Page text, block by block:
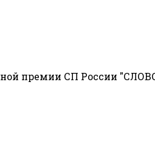
премии СП России